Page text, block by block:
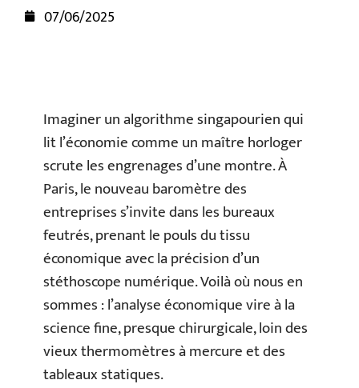
07/06/2025
Imaginer un algorithme singapourien qui
lit l’économie comme un maître horloger
scrute les engrenages d’une montre. À
Paris, le nouveau baromètre des
entreprises s’invite dans les bureaux
feutrés, prenant le pouls du tissu
économique avec la précision d’un
stéthoscope numérique. Voilà où nous en
sommes : l’analyse économique vire à la
science fine, presque chirurgicale, loin des
vieux thermomètres à mercure et des
tableaux statiques.